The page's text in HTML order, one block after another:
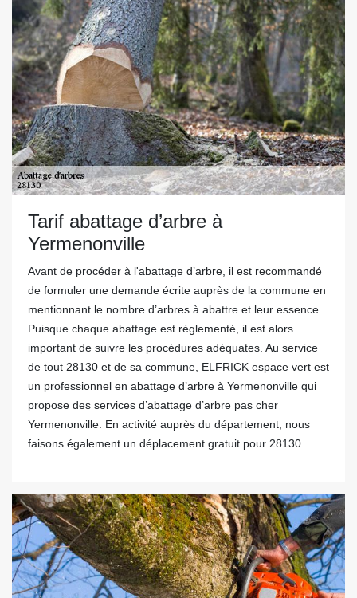
Tarif abattage d’arbre à
Yermenonville
Avant de procéder à l'abattage d’arbre, il est recommandé
de formuler une demande écrite auprès de la commune en
mentionnant le nombre d’arbres à abattre et leur essence.
Puisque chaque abattage est règlementé, il est alors
important de suivre les procédures adéquates. Au service
de tout 28130 et de sa commune, ELFRICK espace vert est
un professionnel en abattage d’arbre à Yermenonville qui
propose des services d’abattage d’arbre pas cher
Yermenonville. En activité auprès du département, nous
faisons également un déplacement gratuit pour 28130.